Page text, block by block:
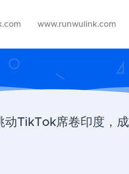
www.runwulink.com
动TikTok席卷印度，成